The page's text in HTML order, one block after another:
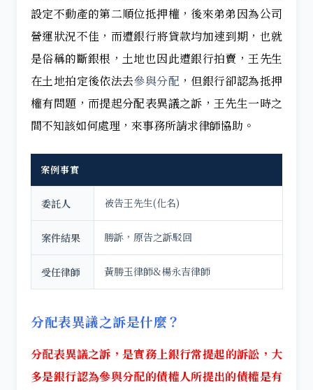
設定不動產的第二順位抵押權，後來弟弟因為公司
營運狀況不佳，而遭銀行將貸款均加速到期，也就
是俗稱的斷銀根，土地也因此遭銀行拍賣，王先生
在土地拍定後依法去參與分配 ，但銀行卻認為抵押
權有問題，而提起分配表異議之訴，王先生一時之
間不知該如何處理，來事務所請求律師協助。
案例事實
委託人 被告王先生(化名)
案件結果 勝訴，原告之訴駁回
受任律師 黃勝玉律師&楊永吉律師
分配表異議之訴是什麼？
分配表異議之訴，是實務上銀行常提起的訴訟，大
多是銀行認為參與分配的債權人所提出的債權是有